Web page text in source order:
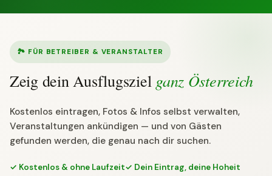
🏞 FÜR BETREIBER & VERANSTALTER
Zeig dein Ausflugsziel ganz Österreich
Kostenlos eintragen, Fotos & Infos selbst verwalten,
Veranstaltungen ankündigen — und von Gästen
gefunden werden, die genau nach dir suchen.
✓ Kostenlos & ohne Laufzeit✓ Dein Eintrag, deine Hoheit